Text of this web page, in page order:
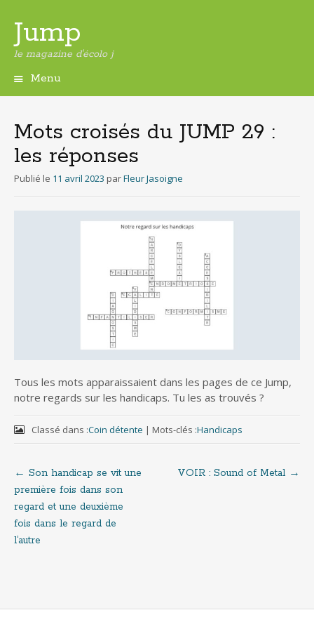
Jump
le magazine d'écolo j
Menu
principal
Mots croisés du JUMP 29 :
les réponses
Publié le 11 avril 2023 parFleur Jasoigne
Tous les mots apparaissaient dans les pages de ce Jump,
notre regards sur les handicaps. Tu les as trouvés ?
Classé dans :Coin détente | Mots-clés :Handicaps
Navigation
de
← Son handicap se vit une
première fois dans son
regard et une deuxième
fois dans le regard de
l’autre
VOIR : Sound of Metal →